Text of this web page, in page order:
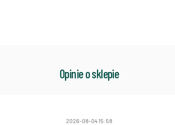
Opinie o sklepie
2026-08-04 15:58